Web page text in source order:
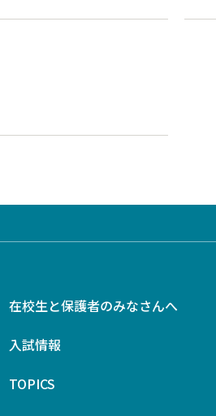
在校生と保護者のみなさんへ
入試情報
TOPICS